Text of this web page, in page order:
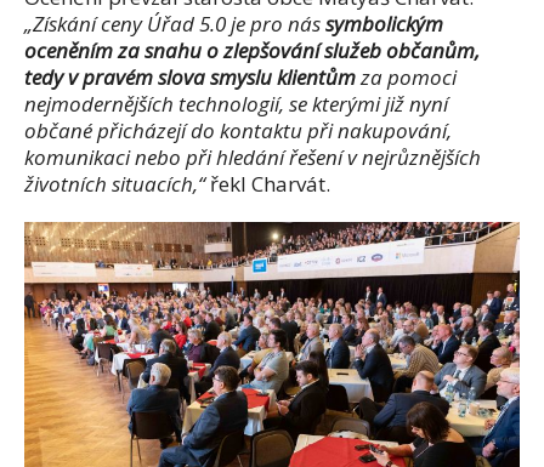
„Získání ceny Úřad 5.0 je pro nássymbolickým
oceněním za snahu o zlepšování služeb občanům,
tedy v pravém slova smyslu klientůmza pomoci
nejmodernějších technologií, se kterými již nyní
občané přicházejí do kontaktu při nakupování,
komunikaci nebo při hledání řešení v nejrůznějších
životních situacích,“řekl Charvát.